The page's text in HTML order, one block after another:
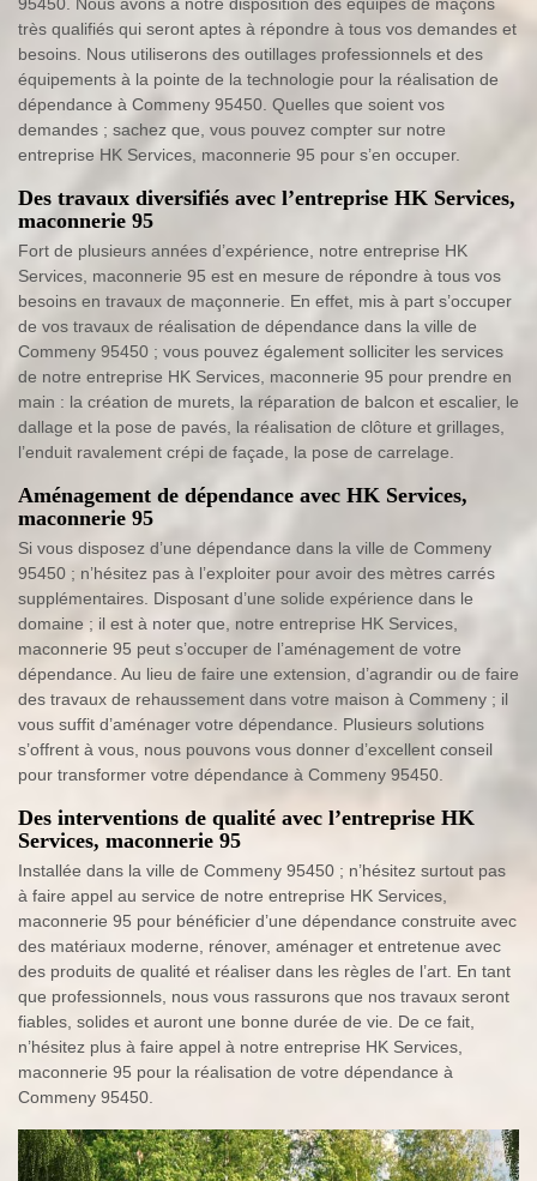
95450. Nous avons à notre disposition des équipes de maçons
très qualifiés qui seront aptes à répondre à tous vos demandes et
besoins. Nous utiliserons des outillages professionnels et des
équipements à la pointe de la technologie pour la réalisation de
dépendance à Commeny 95450. Quelles que soient vos
demandes ; sachez que, vous pouvez compter sur notre
entreprise HK Services, maconnerie 95 pour s’en occuper.
Des travaux diversifiés avec l’entreprise HK Services,
maconnerie 95
Fort de plusieurs années d’expérience, notre entreprise HK
Services, maconnerie 95 est en mesure de répondre à tous vos
besoins en travaux de maçonnerie. En effet, mis à part s’occuper
de vos travaux de réalisation de dépendance dans la ville de
Commeny 95450 ; vous pouvez également solliciter les services
de notre entreprise HK Services, maconnerie 95 pour prendre en
main : la création de murets, la réparation de balcon et escalier, le
dallage et la pose de pavés, la réalisation de clôture et grillages,
l’enduit ravalement crépi de façade, la pose de carrelage.
Aménagement de dépendance avec HK Services,
maconnerie 95
Si vous disposez d’une dépendance dans la ville de Commeny
95450 ; n’hésitez pas à l’exploiter pour avoir des mètres carrés
supplémentaires. Disposant d’une solide expérience dans le
domaine ; il est à noter que, notre entreprise HK Services,
maconnerie 95 peut s’occuper de l’aménagement de votre
dépendance. Au lieu de faire une extension, d’agrandir ou de faire
des travaux de rehaussement dans votre maison à Commeny ; il
vous suffit d’aménager votre dépendance. Plusieurs solutions
s’offrent à vous, nous pouvons vous donner d’excellent conseil
pour transformer votre dépendance à Commeny 95450.
Des interventions de qualité avec l’entreprise HK
Services, maconnerie 95
Installée dans la ville de Commeny 95450 ; n’hésitez surtout pas
à faire appel au service de notre entreprise HK Services,
maconnerie 95 pour bénéficier d’une dépendance construite avec
des matériaux moderne, rénover, aménager et entretenue avec
des produits de qualité et réaliser dans les règles de l’art. En tant
que professionnels, nous vous rassurons que nos travaux seront
fiables, solides et auront une bonne durée de vie. De ce fait,
n’hésitez plus à faire appel à notre entreprise HK Services,
maconnerie 95 pour la réalisation de votre dépendance à
Commeny 95450.